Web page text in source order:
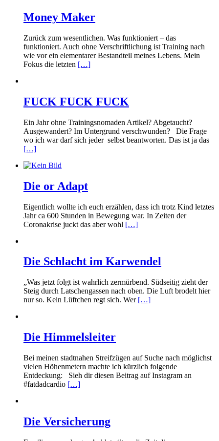
Money Maker
Zurück zum wesentlichen. Was funktioniert – das
funktioniert. Auch ohne Verschriftlichung ist Training nach
wie vor ein elementarer Bestandteil meines Lebens. Mein
Fokus die letzten […]
FUCK FUCK FUCK
Ein Jahr ohne Trainingsnomaden Artikel? Abgetaucht?
Ausgewandert? Im Untergrund verschwunden? Die Frage
wo ich war darf sich jeder selbst beantworten. Das ist ja das
[…]
Die or Adapt
Eigentlich wollte ich euch erzählen, dass ich trotz Kind letztes
Jahr ca 600 Stunden in Bewegung war. In Zeiten der
Coronakrise juckt das aber wohl […]
Die Schlacht im Karwendel
„Was jetzt folgt ist wahrlich zermürbend. Südseitig zieht der
Steig durch Latschengassen nach oben. Die Luft brodelt hier
nur so. Kein Lüftchen regt sich. Wer […]
Die Himmelsleiter
Bei meinen stadtnahen Streifzügen auf Suche nach möglichst
vielen Höhenmetern machte ich kürzlich folgende
Entdeckung: Sieh dir diesen Beitrag auf Instagram an
#fatdadcardio […]
Die Versicherung